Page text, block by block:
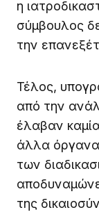
η
σύμβουλος
την
Τέλος,
από την
έλαβαν
άλλα
των
της